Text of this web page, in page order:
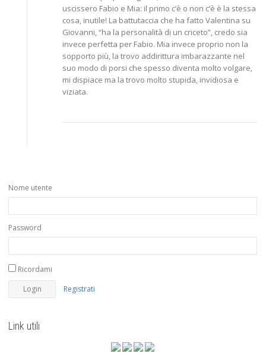
uscissero Fabio e Mia: il primo c’è o non c’è è la stessa
cosa, inutile! La battutaccia che ha fatto Valentina su
Giovanni, “ha la personalità di un criceto”, credo sia
invece perfetta per Fabio. Mia invece proprio non la
sopporto più, la trovo addirittura imbarazzante nel
suo modo di porsi che spesso diventa molto volgare,
mi dispiace ma la trovo molto stupida, invidiosa e
viziata.
Nome utente
Password
Ricordami
Registrati
Link utili